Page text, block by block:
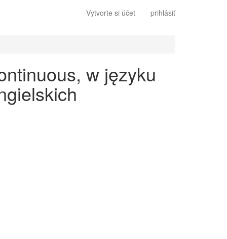
Vytvorte si účet prihlásiť
w języku